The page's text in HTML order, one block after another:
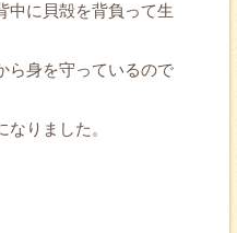
中に貝殻を背負って生
ら身を守っているので
りました。